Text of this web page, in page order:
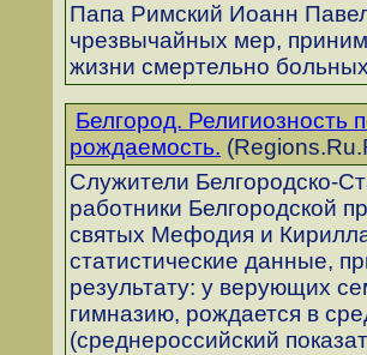
Папа Римский Иоанн
чрезвычайных мер,
жизни смертельно
Белгород. Религиозность
рождаемость.
Служители Белгородско-
работники Белгородской
святых Мефодия и
статистические данные,
результату: у верующих
гимназию, рождается в
(среднероссийский